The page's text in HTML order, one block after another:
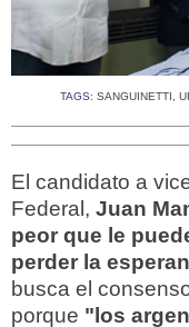
TAGS: SANGUINETTI ,
El candidato a
Federal, Juan
peor que le
perder la
busca el
porque "los